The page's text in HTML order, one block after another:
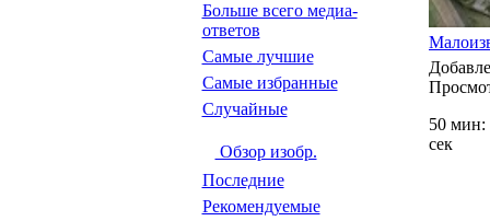
Больше всего медиа-
ответов
Самые лучшие
Самые избранные
Случайные
Обзор изобр.
Последние
Рекомендуемые
50 мин:
сек